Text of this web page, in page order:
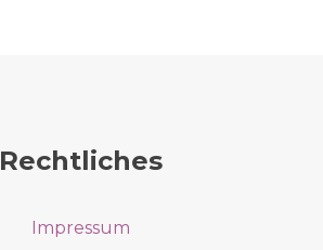
Rechtliches
Impressum